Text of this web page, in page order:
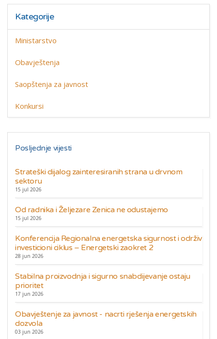
Kategorije
Ministarstvo
Obavještenja
Saopštenja za javnost
Konkursi
Posljednje vijesti
Strateški dijalog zainteresiranih strana u drvnom
sektoru
15 jul 2026
Od radnika i Željezare Zenica ne odustajemo
15 jul 2026
Konferencija Regionalna energetska sigurnost i održiv
investicioni ciklus – Energetski zaokret 2
28 jun 2026
Stabilna proizvodnja i sigurno snabdijevanje ostaju
prioritet
17 jun 2026
Obavještenje za javnost - nacrti rješenja energetskih
dozvola
03 jun 2026